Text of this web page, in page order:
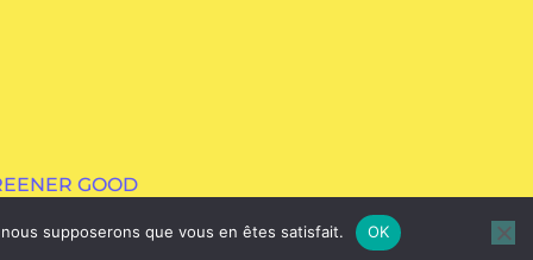
GOOD
supposerons que vous en êtes satisfait. OK